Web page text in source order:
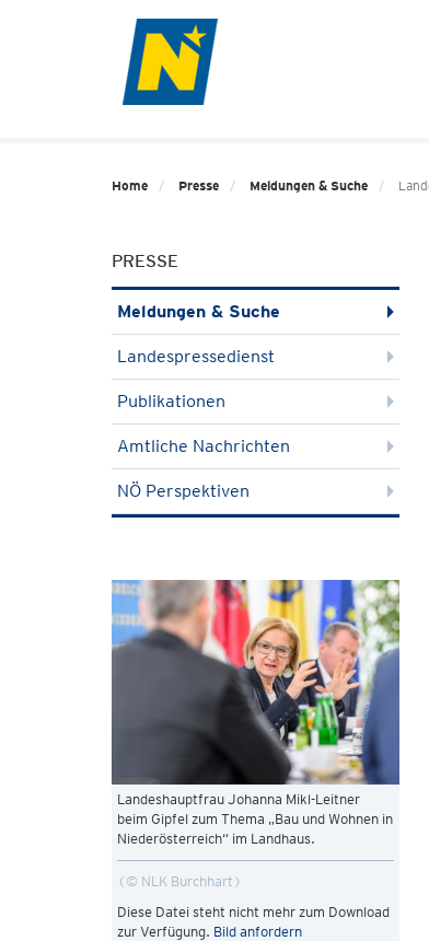
Home Presse Meldungen & Suche
PRESSE
Meldungen & Suche
Landespressedienst
Publikationen
Amtliche Nachrichten
NÖ Perspektiven
Landeshauptfrau Johanna Mikl-Leitner
beim Gipfel zum Thema „Bau und Wohnen in
Niederösterreich“ im Landhaus.
© NLK Burchhart
Diese Datei steht nicht mehr zum Download
zur Verfügung. Bild anfordern